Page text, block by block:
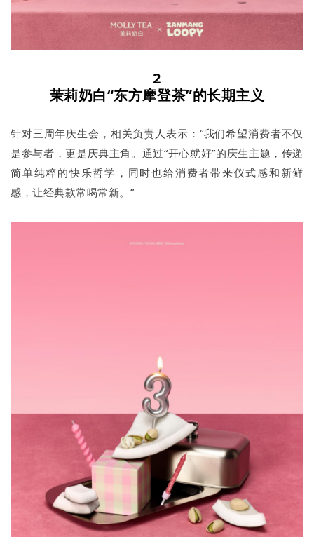
2
茉莉奶白“东方摩登茶”的长期主义​​
针对三周年庆生会，相关负责人表示：“我们希望消费者不仅
是参与者，更是庆典主角。通过“开心就好”的庆生主题，传递
简单纯粹的快乐哲学，同时也给消费者带来仪式感和新鲜
感，让经典款常喝常新。”